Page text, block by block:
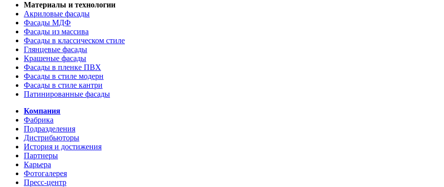
Материалы и технологии
Акриловые фасады
Фасады МДФ
Фасады из массива
Фасады в классическом стиле
Глянцевые фасады
Крашеные фасады
Фасады в пленке ПВХ
Фасады в стиле модерн
Фасады в стиле кантри
Патинированные фасады
Компания
Фабрика
Подразделения
Дистрибьюторы
История и достижения
Партнеры
Карьера
Фотогалерея
Пресс-центр